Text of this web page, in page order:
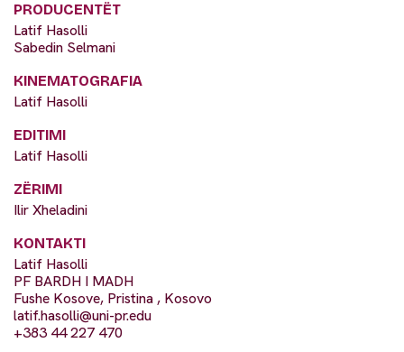
PRODUCENTËT
Latif Hasolli
Sabedin Selmani
KINEMATOGRAFIA
Latif Hasolli
EDITIMI
Latif Hasolli
ZËRIMI
Ilir Xheladini
KONTAKTI
Latif Hasolli
PF BARDH I MADH
Fushe Kosove, Pristina , Kosovo
latif.hasolli@uni-pr.edu
+383 44 227 470